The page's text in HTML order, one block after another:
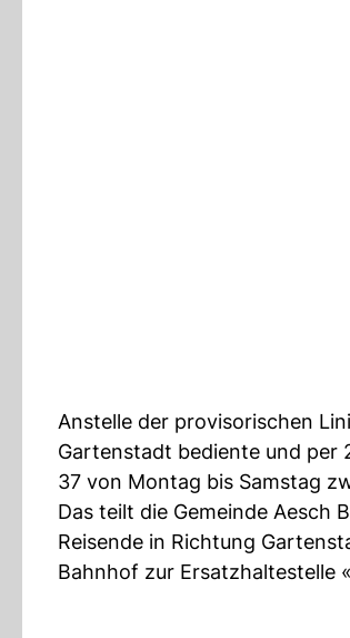
Anstelle der provisorischen
Gartenstadt bediente und per
37 von Montag bis Samstag
Das teilt die Gemeinde Aesch
Reisende in Richtung
Bahnhof zur Ersatzhaltestelle